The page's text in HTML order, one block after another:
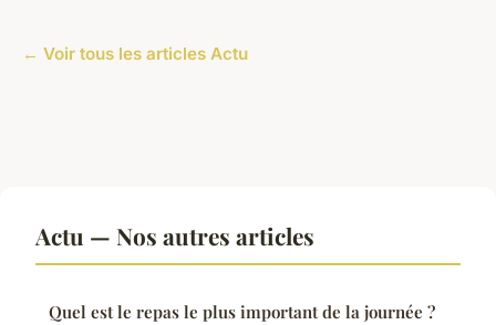
← Voir tous les articles Actu
Actu — Nos autres articles
Quel est le repas le plus important de la journée ?